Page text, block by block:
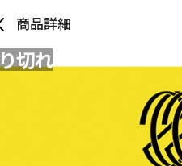
商品詳細
切れ